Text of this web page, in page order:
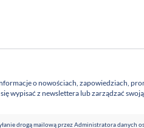
o nowościach, zapowiedziach,
wypisać z newslettera lub zarządzać
drogą mailową przez Administratora